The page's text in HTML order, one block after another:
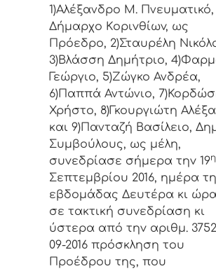
1)Αλέξανδρο Μ. Πνευματικό,
Δήμαρχo Κoριvθίωv, ως
Πρόεδρo, 2)Σταυρέλη
3)Βλάσση Δημήτριο,
Γεώργιο, 5)Ζώγκο Ανδρέα,
6)Παππά Αντώνιο,
Χρήστο, 8)Γκουργιώτη
και 9)Πανταζή Βασίλειο,
Συμβoύλoυς, ως μέλη,
συvεδρίασε σήμερα τηv 19η
Σεπτεμβρίου 2016, ημέρα
εβδoμάδας Δευτέρα κι ώρα
σε τακτική συvεδρίαση κι
ύστερα από τηv αριθμ.
09-2016 πρόσκληση τoυ
Πρoέδρoυ της, πoυ